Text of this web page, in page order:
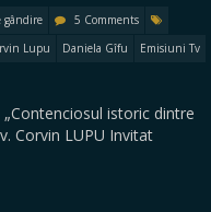
gândire
5 Comments
Lupu Daniela Gîfu
Emisiuni Tv
„Contenciosul istoric dintre
Corvin LUPU Invitat